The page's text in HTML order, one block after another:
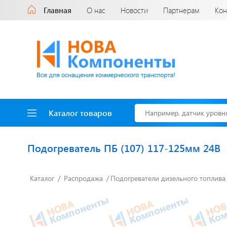
Главная О нас Новости Партнерам
Каталог товаров
Доставка до двери
с нами выгодно
Подогреватель ПБ (107) 117-125мм 24В
Каталог Распродажа Подогреватели дизельного